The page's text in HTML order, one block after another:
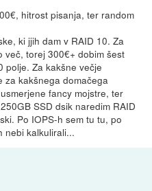
hitrost pisanja, ter random
ki jjih dam v RAID 10. Za
več, torej 300€+ dobim šest
polje. Za kakšne večje
za kakšnega domačega
fancy mojstre, ter
SSD dsik naredim RAID
Po IOPS-h sem tu tu, po
nebi kalkulirali...